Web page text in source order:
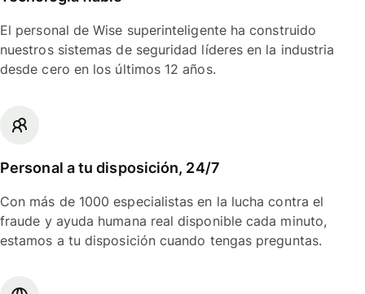
El personal de Wise superinteligente ha construido
nuestros sistemas de seguridad líderes en la industria
desde cero en los últimos 12 años.
Personal a tu disposición, 24/7
Con más de 1000 especialistas en la lucha contra el
fraude y ayuda humana real disponible cada minuto,
estamos a tu disposición cuando tengas preguntas.